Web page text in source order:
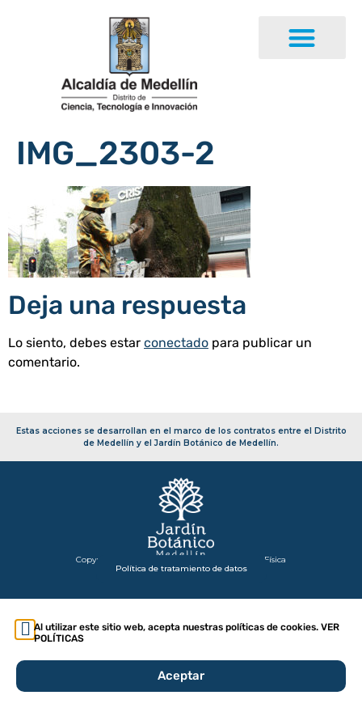
IMG_2303-2
Deja una respuesta
Lo siento, debes estar conectado para publicar un
comentario.
Estas acciones se desarrollan en el marco de los contratos entre el Distrito
de Medellín y el Jardín Botánico de Medellín.
Copyright 2026 – Secretaría de Infraestructura Física
Política de tratamiento de datos
Al utilizar este sitio web, acepta nuestras políticas de cookies. VER
POLÍTICAS
Aceptar